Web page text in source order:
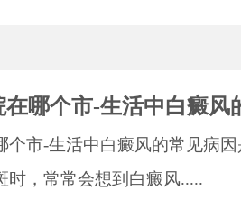
哪个市-生活中白癜风
个市-生活中白癜风的常见病
时，常常会想到白癜风.....